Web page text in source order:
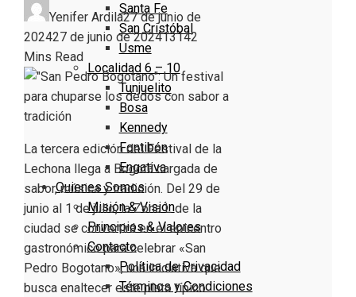
Santa Fe
San Cristóbal
Usme
Localidad 6 – 10
Tunjuelito
Bosa
Kennedy
Fontibón
Engativa
Quienes Somos
Misión & Visión
Principios & Valores
Contacto
Política de Privacidad
Términos y Condiciones
Yenifer Ardila27 de junio de
202427 de junio de 202413142
Mins Read
La tercera edición del Festival de la
Lechona llega a Bogotá cargada de
sabor, música y tradición. Del 29 de
junio al 1 de julio, la Zona L de la
ciudad se convertirá en el epicentro
gastronómico para celebrar «San
Pedro Bogotano», una iniciativa que
busca enaltecer este plato típico